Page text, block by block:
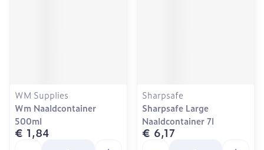
WM Supplies
Wm Naaldcontainer
500ml
€ 1,84
Sharpsafe
Sharpsafe Large
Naaldcontainer 7l
€ 6,17